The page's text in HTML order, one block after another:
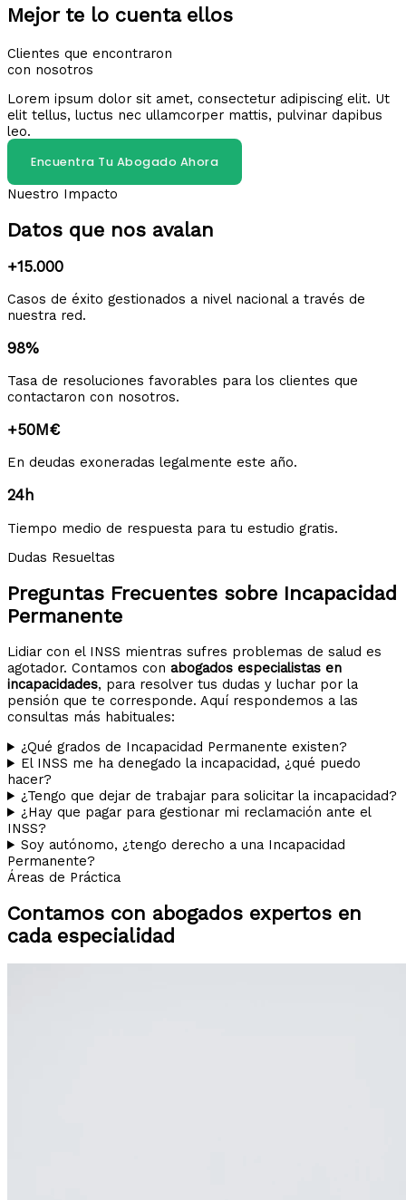
Mejor te lo cuenta ellos
Clientes que encontraron
con nosotros
Lorem ipsum dolor sit amet, consectetur adipiscing elit. Ut
elit tellus, luctus nec ullamcorper mattis, pulvinar dapibus
leo.
Encuentra Tu Abogado Ahora
Nuestro Impacto
Datos que nos avalan
+15.000
Casos de éxito gestionados a nivel nacional a través de
nuestra red.
98%
Tasa de resoluciones favorables para los clientes que
contactaron con nosotros.
+50M€
En deudas exoneradas legalmente este año.
24h
Tiempo medio de respuesta para tu estudio gratis.
Dudas Resueltas
Preguntas Frecuentes sobre Incapacidad
Permanente
Lidiar con el INSS mientras sufres problemas de salud es
agotador. Contamos con abogados especialistas en
incapacidades, para resolver tus dudas y luchar por la
pensión que te corresponde. Aquí respondemos a las
consultas más habituales:
¿Qué grados de Incapacidad Permanente existen?
El INSS me ha denegado la incapacidad, ¿qué puedo
hacer?
¿Tengo que dejar de trabajar para solicitar la incapacidad?
¿Hay que pagar para gestionar mi reclamación ante el
INSS?
Soy autónomo, ¿tengo derecho a una Incapacidad
Permanente?
Áreas de Práctica
Contamos con abogados expertos en
cada especialidad